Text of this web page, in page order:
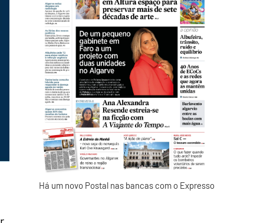
Há um novo Postal nas bancas com o Expresso